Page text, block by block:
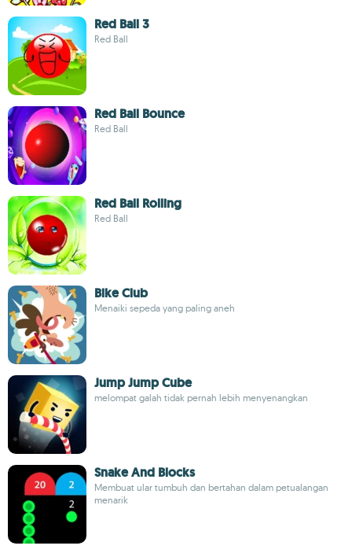
Red Ball 3
Red Ball
Red Ball Bounce
Red Ball
Red Ball Rolling
Red Ball
Bike Club
Menaiki sepeda yang paling aneh
Jump Jump Cube
melompat galah tidak pernah lebih menyenangkan
Snake And Blocks
Membuat ular tumbuh dan bertahan dalam petualangan
menarik